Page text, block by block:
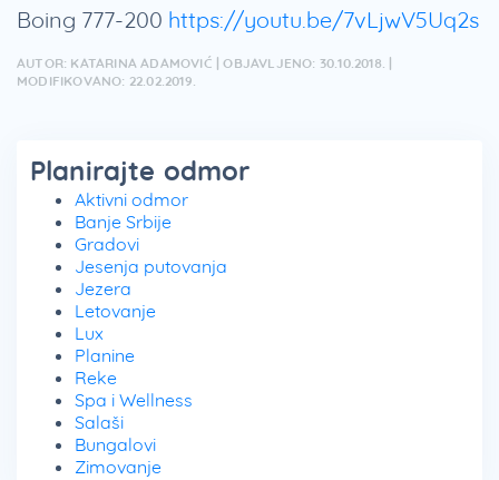
Boing 777-200 https://youtu.be/7vLjwV5Uq2s
AUTOR: KATARINA ADAMOVIĆ | OBJAVLJENO: 30.10.2018. |
MODIFIKOVANO: 22.02.2019.
Planirajte odmor
Aktivni odmor
Banje Srbije
Gradovi
Jesenja putovanja
Jezera
Letovanje
Lux
Planine
Reke
Spa i Wellness
Salaši
Bungalovi
Zimovanje